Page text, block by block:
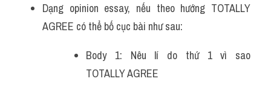
Dạng opinion essay, nếu theo hướng TOTALLY
AGREE có thể bố cục bài như sau:
Body 1: Nêu lí do thứ 1 vì sao
TOTALLY AGREE